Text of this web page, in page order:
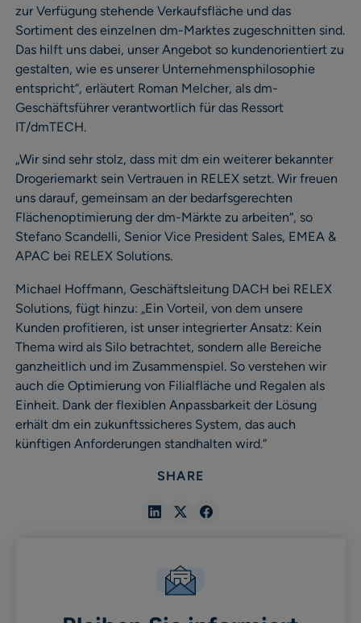
zur Verfügung stehende Verkaufsfläche und das
Sortiment des einzelnen dm-Marktes zugeschnitten sind.
Das hilft uns dabei, unser Angebot so kundenorientiert zu
gestalten, wie es unserer Unternehmensphilosophie
entspricht“, erläutert Roman Melcher, als dm-
Geschäftsführer verantwortlich für das Ressort
IT/dmTECH.
„Wir sind sehr stolz, dass mit dm ein weiterer bekannter
Drogeriemarkt sein Vertrauen in RELEX setzt. Wir freuen
uns darauf, gemeinsam an der bedarfsgerechten
Flächenoptimierung der dm-Märkte zu arbeiten“, so
Stefano Scandelli, Senior Vice President Sales, EMEA &
APAC bei RELEX Solutions.
Michael Hoffmann, Geschäftsleitung DACH bei RELEX
Solutions, fügt hinzu: „Ein Vorteil, von dem unsere
Kunden profitieren, ist unser integrierter Ansatz: Kein
Thema wird als Silo betrachtet, sondern alle Bereiche
ganzheitlich und im Zusammenspiel. So verstehen wir
auch die Optimierung von Filialfläche und Regalen als
Einheit. Dank der flexiblen Anpassbarkeit der Lösung
erhält dm ein zukunftssicheres System, das auch
künftigen Anforderungen standhalten wird.“
SHARE
ShareShareShare